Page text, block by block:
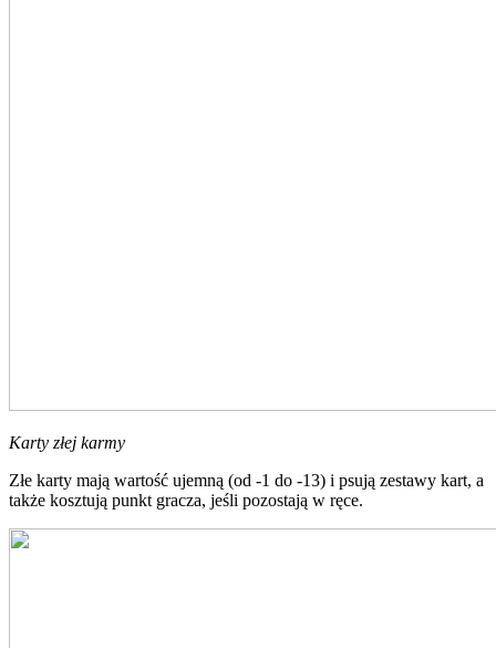
Karty złej karmy
Złe karty mają wartość ujemną (od -1 do -13) i psują zestawy kart, a
także kosztują punkt gracza, jeśli pozostają w ręce.